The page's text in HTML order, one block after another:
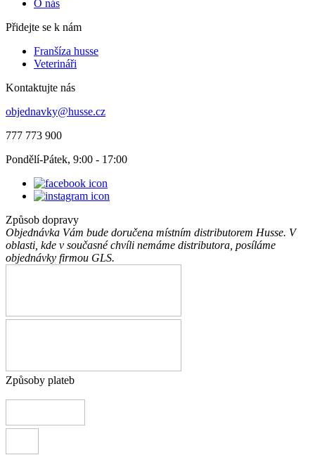
O nás
Přidejte se k nám
Franšíza husse
Veterináři
Kontaktujte nás
objednavky@husse.cz
777 773 900
Pondělí-Pátek, 9:00 - 17:00
Způsob dopravy
Objednávka Vám bude doručena místním distributorem Husse. V
oblasti, kde v současné chvíli nemáme distributora, posíláme
objednávky firmou GLS.
Způsoby plateb